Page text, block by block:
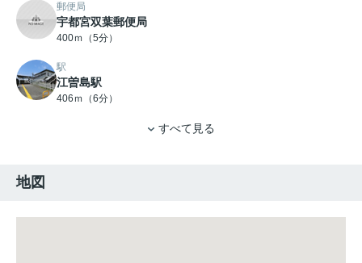
郵便局
宇都宮双葉郵便局
400ｍ（5分）
駅
江曽島駅
406ｍ（6分）
すべて見る
地図